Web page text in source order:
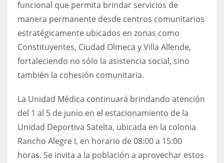
funcional que permita brindar servicios de
manera permanente desde centros comunitarios
estratégicamente ubicados en zonas como
Constituyentes, Ciudad Olmeca y Villa Allende,
fortaleciendo no sólo la asistencia social, sino
también la cohesión comunitaria.
La Unidad Médica continuará brindando atención
del 1 al 5 de junio en el estacionamiento de la
Unidad Deportiva Satelta, ubicada en la colonia
Rancho Alegre I, en horario de 08:00 a 15:00
horas. Se invita a la población a aprovechar estos